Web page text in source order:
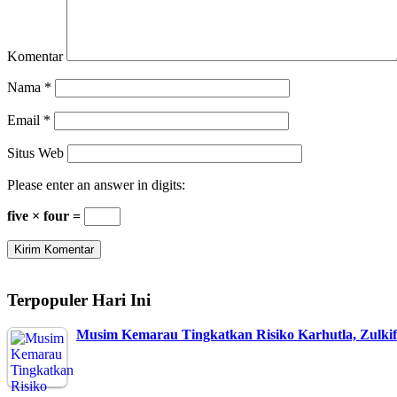
Komentar
Nama *
Email *
Situs Web
Please enter an answer in digits:
five × four =
Terpopuler Hari Ini
Musim Kemarau Tingkatkan Risiko Karhutla,